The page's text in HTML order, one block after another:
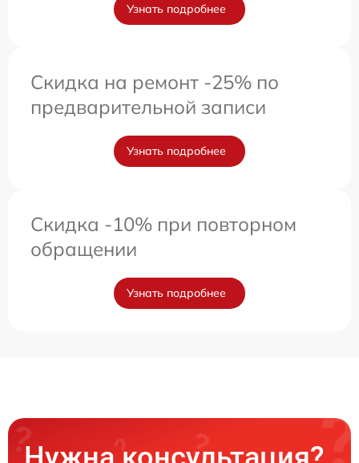
Узнать подробнее
Скидка на ремонт -25% по
предварительной записи
Узнать подробнее
Скидка -10% при повторном
обращении
Узнать подробнее